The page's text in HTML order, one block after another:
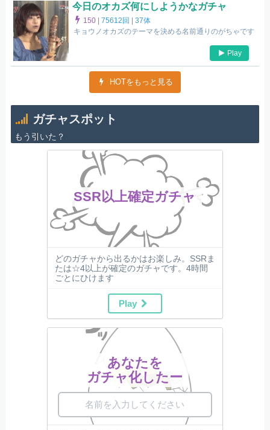
今日のオカズ何にしようかなガチャ
150 |75612回 |37体
キョウノオカズのテーマを決める名前通りのがちゃです
Play
HOTをもっと見る
ガチャスポット
もう引いた？
SSR以上確定ガチャ
どのガチャから出るかはお楽しみ。SSRま
たは☆4以上が確定のガチャです。4時間
ごとにひけます
Play
あなたを
ガチャ化したー